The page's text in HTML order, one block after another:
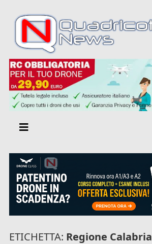
ETICHETTA: Regione Calabria